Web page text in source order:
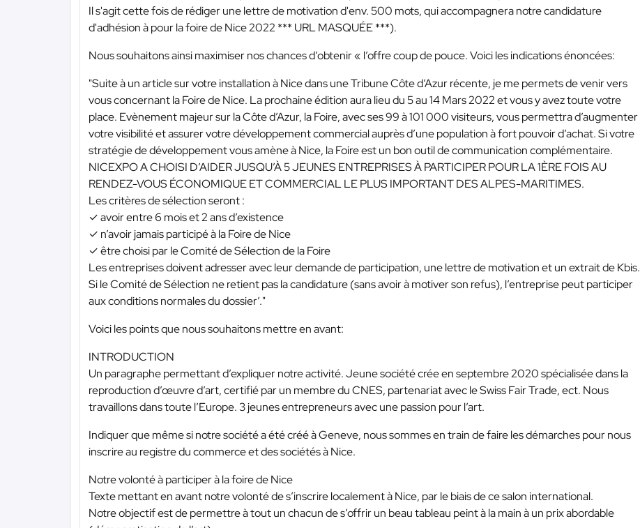
Il s'agit cette fois de rédiger une lettre de motivation d'env. 500 mots, qui accompagnera notre candidature
d'adhésion à pour la foire de Nice 2022 *** URL MASQUÉE ***).
Nous souhaitons ainsi maximiser nos chances d’obtenir « l’offre coup de pouce. Voici les indications énoncées:
"Suite à un article sur votre installation à Nice dans une Tribune Côte d’Azur récente, je me permets de venir vers
vous concernant la Foire de Nice. La prochaine édition aura lieu du 5 au 14 Mars 2022 et vous y avez toute votre
place. Evènement majeur sur la Côte d’Azur, la Foire, avec ses 99 à 101 000 visiteurs, vous permettra d’augmenter
votre visibilité et assurer votre développement commercial auprès d’une population à fort pouvoir d’achat. Si votre
stratégie de développement vous amène à Nice, la Foire est un bon outil de communication complémentaire.
NICEXPO A CHOISI D’AIDER JUSQU’À 5 JEUNES ENTREPRISES À PARTICIPER POUR LA 1ÈRE FOIS AU
RENDEZ-VOUS ÉCONOMIQUE ET COMMERCIAL LE PLUS IMPORTANT DES ALPES-MARITIMES.
Les critères de sélection seront :
✓ avoir entre 6 mois et 2 ans d’existence
✓ n’avoir jamais participé à la Foire de Nice
✓ être choisi par le Comité de Sélection de la Foire
Les entreprises doivent adresser avec leur demande de participation, une lettre de motivation et un extrait de Kbis.
Si le Comité de Sélection ne retient pas la candidature (sans avoir à motiver son refus), l’entreprise peut participer
aux conditions normales du dossier’."
Voici les points que nous souhaitons mettre en avant:
INTRODUCTION
Un paragraphe permettant d’expliquer notre activité. Jeune société crée en septembre 2020 spécialisée dans la
reproduction d’œuvre d’art, certifié par un membre du CNES, partenariat avec le Swiss Fair Trade, ect. Nous
travaillons dans toute l’Europe. 3 jeunes entrepreneurs avec une passion pour l’art.
Indiquer que même si notre société a été créé à Geneve, nous sommes en train de faire les démarches pour nous
inscrire au registre du commerce et des sociétés à Nice.
Notre volonté à participer à la foire de Nice
Texte mettant en avant notre volonté de s’inscrire localement à Nice, par le biais de ce salon international.
Notre objectif est de permettre à tout un chacun de s’offrir un beau tableau peint à la main à un prix abordable